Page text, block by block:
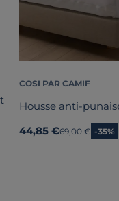
COSI PAR CAMIF
Housse anti-
44,85 €Ancien prix
69,00 € -35%